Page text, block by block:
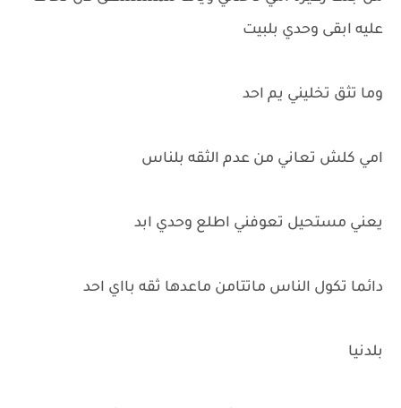
عليه ابقى وحدي بلبيت
وما تثق تخليني يم احد
امي كلش تعاني من عدم الثقه بلناس
يعني مستحيل تعوفني اطلع وحدي ابد
دائما تكول الناس ماتتامن ماعدها ثقه بااي احد
بلدنيا